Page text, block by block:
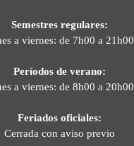
Semestres regulares:
a viernes: de 7h00 a 21h00
Períodos de verano:
a viernes: de 8h00 a 20h00
Feriados oficiales:
Cerrada con aviso previo